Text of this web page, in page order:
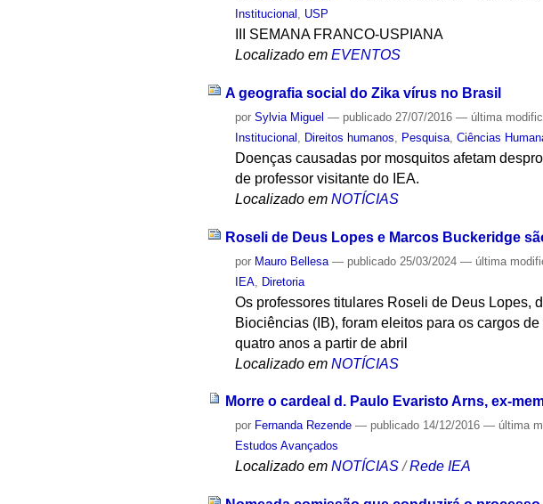
Institucional , USP
III SEMANA FRANCO-USPIANA
Localizado em EVENTOS
A geografia social do Zika vírus no Brasil
porSylvia Miguel — publicado 27/07/2016— última
Institucional
Direitos humanos Pesquisa ,Ciências
Doenças causadas por mosquitos afetam
de professor visitante do IEA.
Localizado em NOTÍCIAS
Roseli de Deus Lopes e Marcos Buckeridge
por Mauro Bellesa — publicado 25/03/2024— última
IEA Diretoria
Os professores titulares Roseli de Deus Lopes,
Biociências (IB), foram eleitos para os cargos
quatro anos a partir de abril
Localizado em NOTÍCIAS
Morre o cardeal d. Paulo Evaristo Arns, ex-
por Fernanda Rezende — publicado 14/12/2016— última
Estudos Avançados
Localizado em NOTÍCIAS /Rede IEA